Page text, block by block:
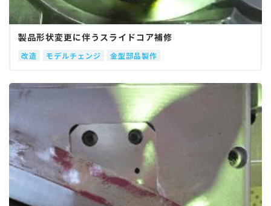
製品形状変更に伴うスライドコア補修
改造 モデルチェンジ 金型部品製作